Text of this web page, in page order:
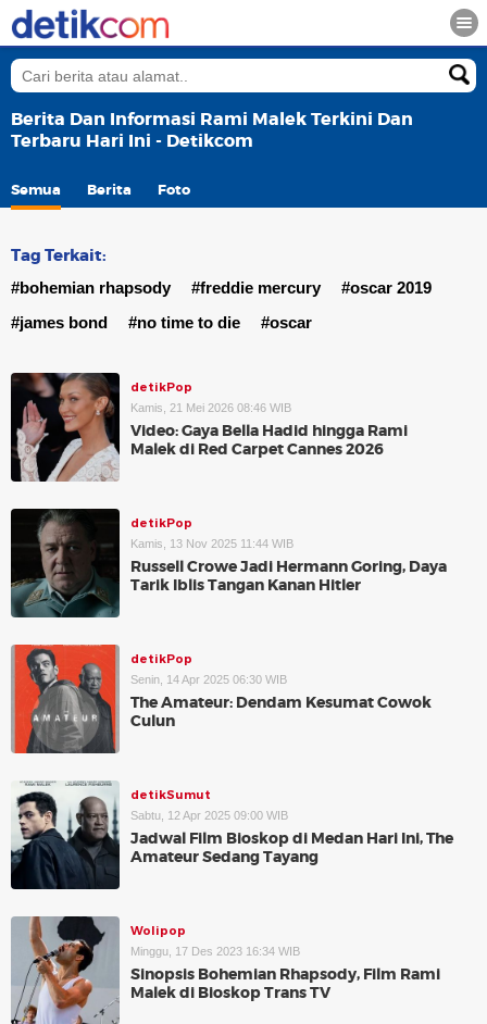
Berita Dan Informasi Rami Malek Terkini Dan
Terbaru Hari Ini - Detikcom
Semua Berita Foto
Tag Terkait:
#bohemian rhapsody #freddie mercury
#oscar 2019
#james bond
#no time to die #oscar
detikPop
Kamis, 21 Mei 2026 08:46 WIB
Video: Gaya Bella Hadid hingga Rami
Malek di Red Carpet Cannes 2026
detikPop
Kamis, 13 Nov 2025 11:44 WIB
Russell Crowe Jadi Hermann Goring, Daya
Tarik Iblis Tangan Kanan Hitler
detikPop
Senin, 14 Apr 2025 06:30 WIB
The Amateur: Dendam Kesumat Cowok
Culun
detikSumut
Sabtu, 12 Apr 2025 09:00 WIB
Jadwal Film Bioskop di Medan Hari Ini, The
Amateur Sedang Tayang
Wolipop
Minggu, 17 Des 2023 16:34 WIB
Sinopsis Bohemian Rhapsody, Film Rami
Malek di Bioskop Trans TV